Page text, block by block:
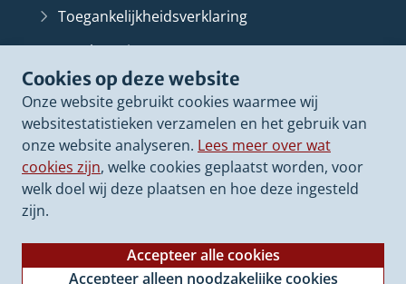
Cookies op deze website
Onze website gebruikt cookies waarmee wij
websitestatistieken verzamelen en het gebruik van
onze website analyseren. Lees meer over wat
cookies zijn, welke cookies geplaatst worden, voor
welk doel wij deze plaatsen en hoe deze ingesteld
zijn.
Accepteer alle cookies
Accepteer alleen noodzakelijke cookies
Toegankelijkheidsverklaring
Bescherming persoonsgegevens
Informatiebeveiliging
Proclaimer
Cookieverklaring
Archief van dezewebsite
(Verwijst
andere
website)